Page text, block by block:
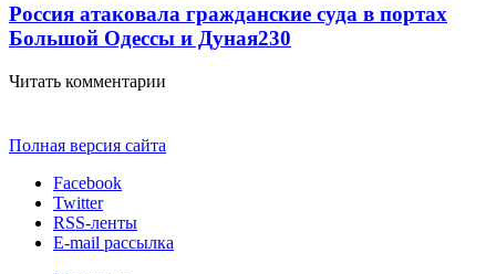
Россия атаковала гражданские суда в портах
Большой Одессы и Дуная230
Читать комментарии
Полная версия сайта
Facebook
Twitter
RSS-ленты
E-mail рассылка